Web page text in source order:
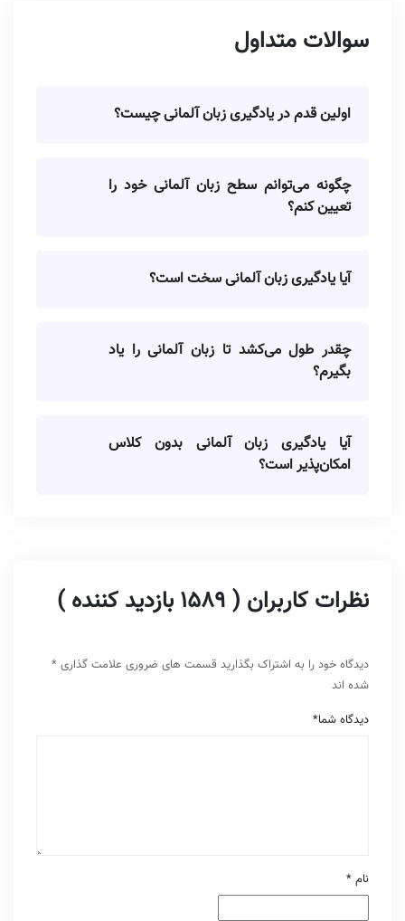
سوالات متداول
اولین قدم در یادگیری زبان آلمانی چیست؟
چگونه می‌توانم سطح زبان آلمانی خود را
تعیین کنم؟
آیا یادگیری زبان آلمانی سخت است؟
چقدر طول می‌کشد تا زبان آلمانی را یاد
بگیرم؟
آیا یادگیری زبان آلمانی بدون کلاس
امکان‌پذیر است؟
نظرات کاربران ( 1589 بازدید کننده )
دیدگاه خود را به اشتراک بگذارید قسمت های ضروری علامت گذاری *
شده اند
دیدگاه شما*
نام *